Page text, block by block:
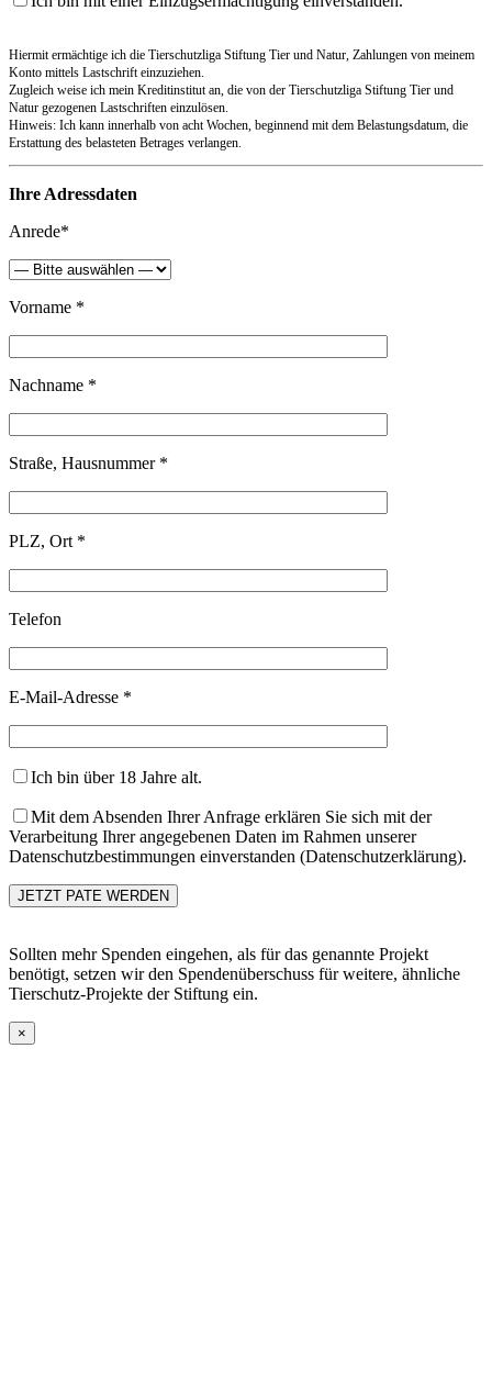
Hiermit ermächtige ich die Tierschutzliga Stiftung Tier und Natur, Zahlungen von meinem
Konto mittels Lastschrift einzuziehen.
Zugleich weise ich mein Kreditinstitut an, die von der Tierschutzliga Stiftung Tier und
Natur gezogenen Lastschriften einzulösen.
Hinweis: Ich kann innerhalb von acht Wochen, beginnend mit dem Belastungsdatum, die
Erstattung des belasteten Betrages verlangen.
Ihre Adressdaten
Anrede*
Vorname *
Nachname *
Straße, Hausnummer *
PLZ, Ort *
Telefon
E-Mail-Adresse *
Ich bin über 18 Jahre alt.
Mit dem Absenden Ihrer Anfrage erklären Sie sich mit der
Verarbeitung Ihrer angegebenen Daten im Rahmen unserer
Datenschutzbestimmungen einverstanden (Datenschutzerklärung).
Sollten mehr Spenden eingehen, als für das genannte Projekt
benötigt, setzen wir den Spendenüberschuss für weitere, ähnliche
Tierschutz-Projekte der Stiftung ein.
×